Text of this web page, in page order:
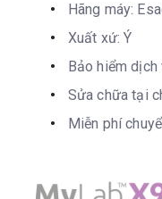
Hãng máy:
Xuất xứ: Ý
Bảo hiểm dịch
Sửa chữa tại
Miễn phí